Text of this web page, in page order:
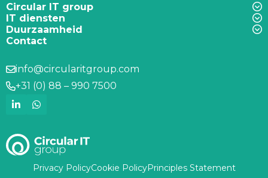
Circular IT group
IT diensten
Duurzaamheid
Contact
info@circularitgroup.com
+31 (0) 88 – 990 7500
Privacy PolicyCookie PolicyPrinciples Statement